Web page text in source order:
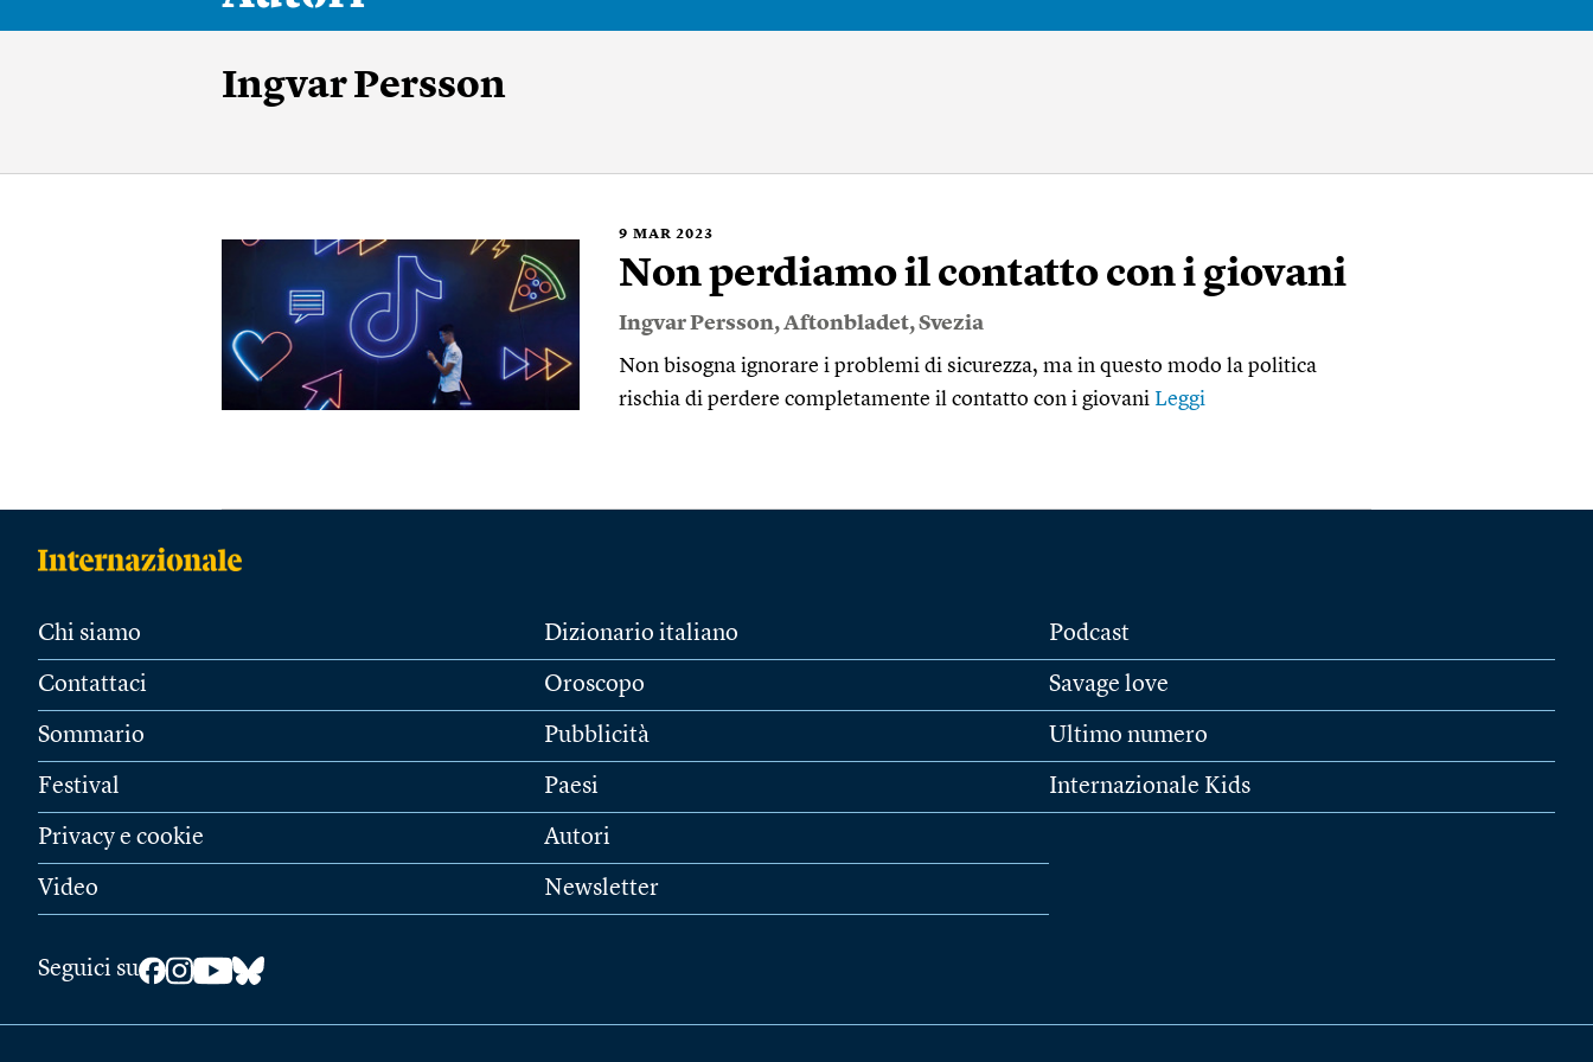
Ingvar Persson
9 MAR 2023
Non perdiamo il contatto con i giovani
Ingvar Persson,Aftonbladet,Svezia
Non bisogna ignorare i problemi di sicurezza, ma in questo modo la politica
rischia di perdere completamente il contatto con i giovani Leggi
Chi siamo
Contattaci
Sommario
Festival
Privacy e cookie
Video
Dizionario italiano
Oroscopo
Pubblicità
Paesi
Autori
Newsletter
Podcast
Savage love
Ultimo numero
Internazionale Kids
Seguici su